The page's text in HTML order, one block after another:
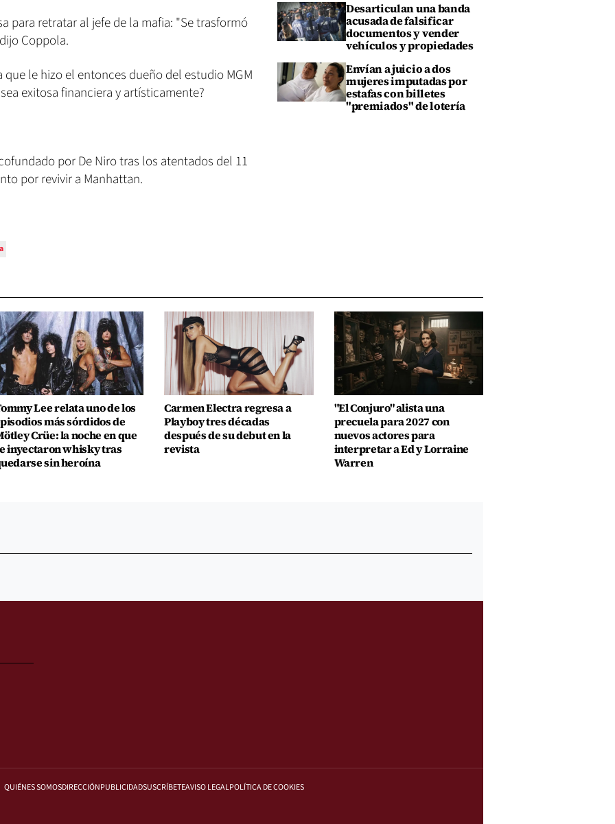
para retratar al jefe de la mafia: "Se trasformó
Coppola.
le hizo el entonces dueño del estudio MGM
exitosa financiera y artísticamente?
por De Niro tras los atentados del 11
por revivir a Manhattan.
Desarticulan una banda
acusada de falsificar
documentos y vender
vehículos y propiedades
Envían a juicio a dos
mujeres imputadas por
estafas con billetes
"premiados" de lotería
Lee relata uno de los
más sórdidos de
Crüe: la noche en que
inyectaron whisky tras
sin heroína
Carmen Electra regresa a
Playboy tres décadas
después de su debut en la
revista
"El Conjuro" alista una
precuela para 2027 con
nuevos actores para
interpretar a Ed y Lorraine
Warren
QUIÉNES SOMOSDIRECCIÓNPUBLICIDADSUSCRÍBETEAVISO LEGALPOLÍTICA DE COOKIES